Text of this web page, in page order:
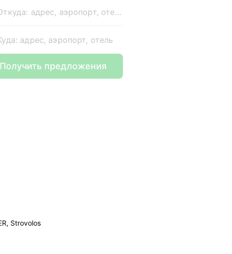
Откуда: адрес, аэропорт, отель
адрес, аэропорт, отель
Получить предложения
Strovolos